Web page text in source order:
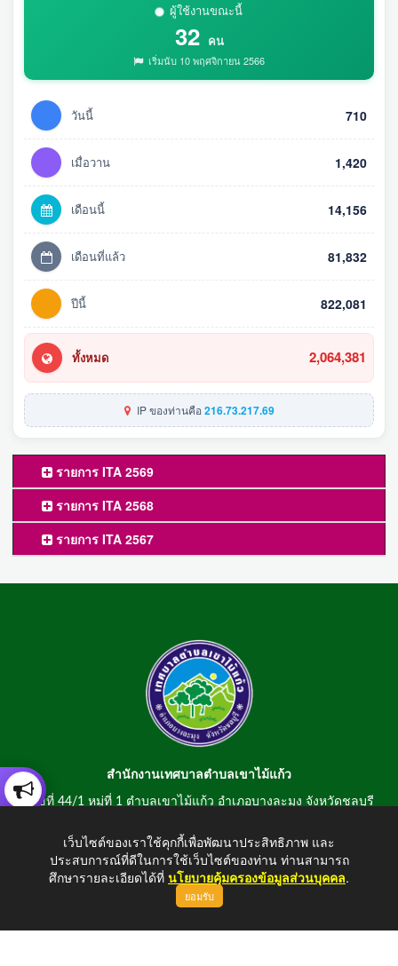
ผู้ใช้งานขณะนี้
32 คน
เริ่มนับ 10 พฤศจิกายน 2566
วันนี้ 710
เมื่อวาน 1,420
เดือนนี้ 14,156
เดือนที่แล้ว 81,832
ปีนี้ 822,081
ทั้งหมด 2,064,381
IP ของท่านคือ216.73.217.69
รายการ ITA 2569
รายการ ITA 2568
รายการ ITA 2567
สำนักงานเทศบาลตำบลเขาไม้แก้ว
เลขที่ 44/1 หมู่ที่ 1 ตำบลเขาไม้แก้ว อำเภอบางละมุง จังหวัดชลบุรี
สอบถามข้อมูลโทรศัพท์/โทรสาร 0-3807-2634-5
E-mail : saraban@khaomaikaew.go.th
เว็บไซต์ของเราใช้คุกกี้เพื่อพัฒนาประสิทธิภาพ และ
ประสบการณ์ที่ดีในการใช้เว็บไซต์ของท่าน ท่านสามารถ
ศึกษารายละเอียดได้ที่ นโยบายคุ้มครองข้อมูลส่วนบุคคล.
ยอมรับ